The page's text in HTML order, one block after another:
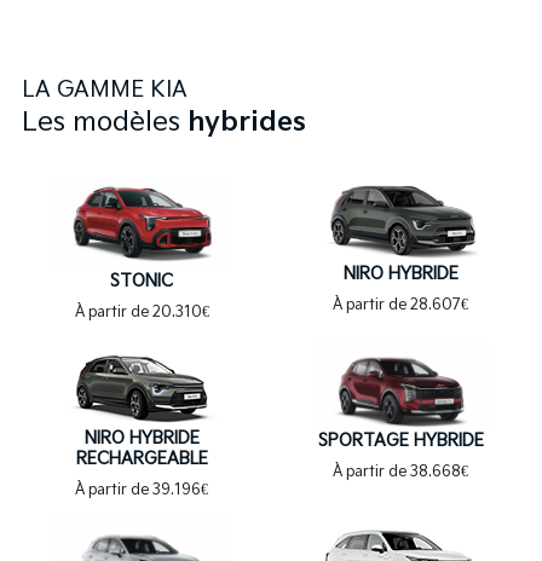
LA GAMME KIA
Les modèles hybrides
STONIC
À partir de 20.310€
NIRO HYBRIDE
À partir de 28.607€
NIRO HYBRIDE
RECHARGEABLE
À partir de 39.196€
SPORTAGE HYBRIDE
À partir de 38.668€